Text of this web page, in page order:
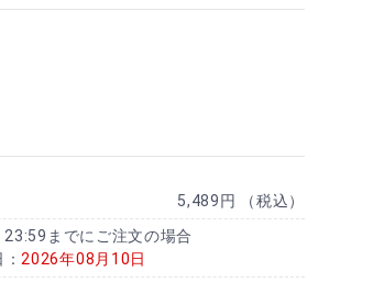
5,489円 （税込）
までにご注文の場合
2026年08月10日